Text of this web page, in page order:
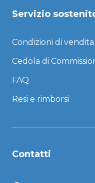
Servizio
Condizioni di vendita
Cedola di
FAQ
Resi e rimborsi
Contatti